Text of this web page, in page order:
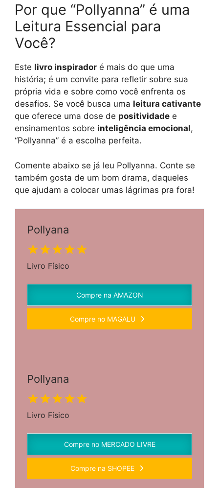
Por que “Pollyanna” é uma
Leitura Essencial para
Você?
Este livro inspirador é mais do que uma
história; é um convite para refletir sobre sua
própria vida e sobre como você enfrenta os
desafios. Se você busca uma leitura cativante
que oferece uma dose de positividade e
ensinamentos sobre inteligência emocional,
“Pollyanna” é a escolha perfeita.
Comente abaixo se já leu Pollyanna. Conte se
também gosta de um bom drama, daqueles
que ajudam a colocar umas lágrimas pra fora!
Pollyana
Livro Físico
Compre na AMAZON
Compre no MAGALU
Pollyana
Livro Físico
Compre no MERCADO LIVRE
Compre na SHOPEE